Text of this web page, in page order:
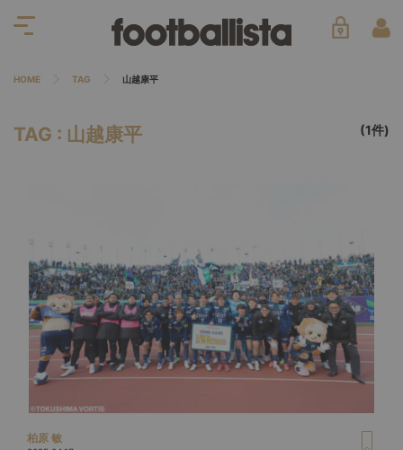
HOME TAG 山越康平
TAG : 山越康平 (1件)
柏原 敏